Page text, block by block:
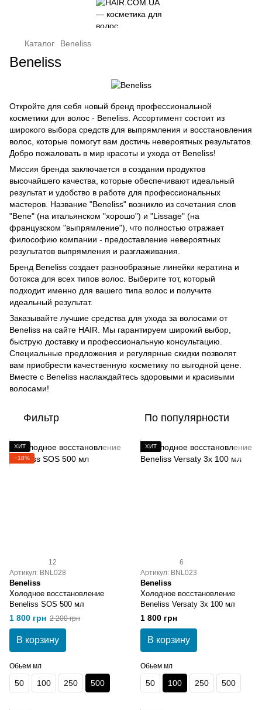
Каталог Beneliss
Beneliss
Откройте для себя новый бренд профессиональной
косметики для волос - Beneliss. Ассортимент состоит из
широкого выбора средств для выпрямления и восстановления
волос, которые помогут вам достичь невероятных результатов.
Добро пожаловать в мир красоты и ухода от Beneliss!
Миссия бренда заключается в создании продуктов
высочайшего качества, которые обеспечивают идеальный
результат и удобство в работе для профессиональных
мастеров. Название "Beneliss" возникло из сочетания слов
"Bene" (на итальянском "хорошо") и "Lissage" (на
французском "выпрямление"), что полностью отражает
философию компании - предоставление невероятных
результатов выпрямления и разглаживания.
Бренд Beneliss создает разнообразные линейки кератина и
ботокса для всех типов волос. Выберите тот, который
подходит именно для вашего типа волос и получите
идеальный результат.
Заказывайте лучшие средства для ухода за волосами от
Beneliss на сайте HAIR. Мы гарантируем широкий выбор,
быструю доставку и профессиональную консультацию.
Специальные предложения и регулярные скидки позволят
вам приобрести качественную косметику по выгодной цене.
Вместе с Beneliss наслаждайтесь здоровыми и красивыми
волосами!
Фильтр По популярности
ХИТ
−18%
12
Артикул: BNL028
Beneliss
Холодное восстановление
Beneliss SOS 500 мл
1 800 грн 2 200 грн
В корзину
Обьем мл
50 100 250 500
ХИТ
6
Артикул: BNL023
Beneliss
Холодное восстановление
Beneliss Versaty 3х 100 мл
1 800 грн
В корзину
Обьем мл
50 100 250 500